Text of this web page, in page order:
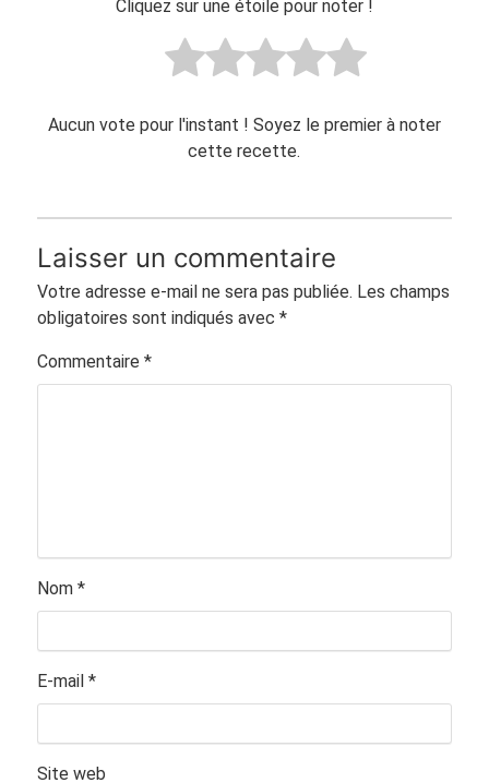
Cliquez sur une étoile pour noter !
Aucun vote pour l'instant ! Soyez le premier à noter
cette recette.
Laisser un commentaire
Votre adresse e-mail ne sera pas publiée. Les champs
obligatoires sont indiqués avec *
Commentaire *
Nom *
E-mail *
Site web